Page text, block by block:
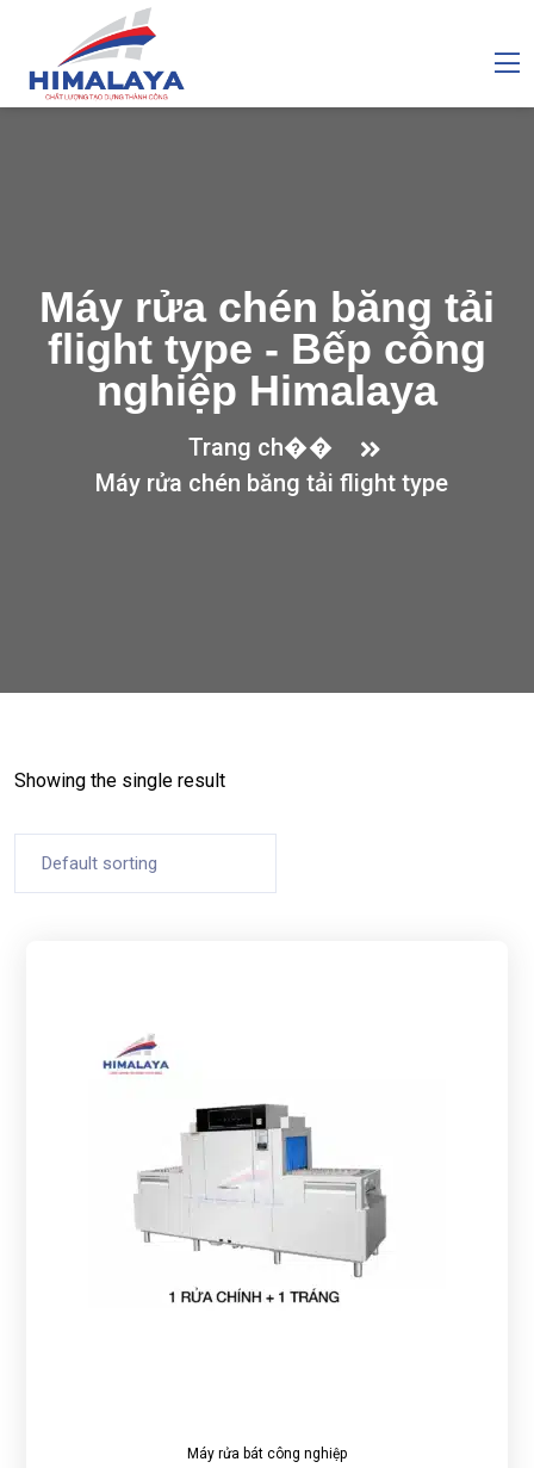
Máy rửa chén băng tải
flight type - Bếp công
nghiệp Himalaya
Trang ch��
Máy rửa chén băng tải flight type
Showing the single result
Máy rửa bát công nghiệp